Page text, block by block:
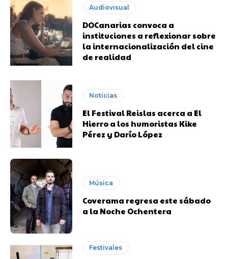
Audiovisual
DOCanarias convoca a
instituciones a reflexionar sobre
la internacionalización del cine
de realidad
Noticias
El Festival Reislas acerca a El
Hierro a los humoristas Kike
Pérez y Darío López
Música
Coverama regresa este sábado
a la Noche Ochentera
Festivales